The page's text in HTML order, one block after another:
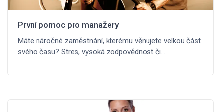
První pomoc pro manažery
Máte náročné zaměstnání, kterému věnujete velkou část
svého času? Stres, vysoká zodpovědnost či…